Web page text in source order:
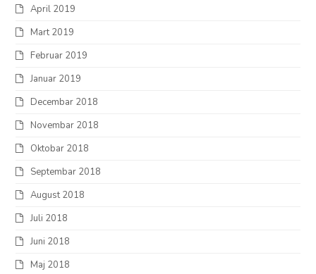
April 2019
Mart 2019
Februar 2019
Januar 2019
Decembar 2018
Novembar 2018
Oktobar 2018
Septembar 2018
August 2018
Juli 2018
Juni 2018
Maj 2018